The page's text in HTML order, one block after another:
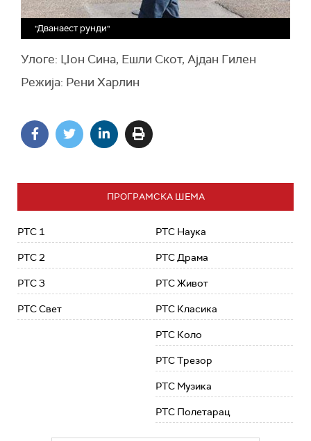
"Дванаест рунди"
Улоге: Џон Сина, Ешли Скот, Ајдан Гилен
Режија: Рени Харлин
ПРОГРАМСКА ШЕМА
РТС 1
РТС 2
РТС 3
РТС Свет
РТС Наука
РТС Драма
РТС Живот
РТС Класика
РТС Коло
РТС Трезор
РТС Музика
РТС Полетарац